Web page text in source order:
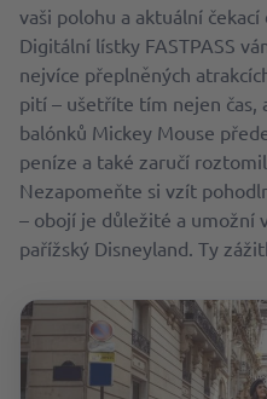
vaši polohu a aktuální čekací
Digitální lístky FASTPASS
nejvíce přeplněných
pití – ušetříte tím nejen čas,
balónků Mickey Mouse
peníze a také zaručí
Nezapomeňte si vzít
– obojí je důležité a umožní
pařížský Disneyland. Ty